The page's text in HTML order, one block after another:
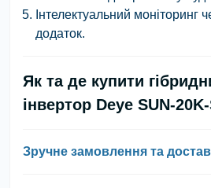
Інтелектуальний моніторинг
додаток.
Як та де купити
інвертор Deye SUN-
Зручне замовлення та